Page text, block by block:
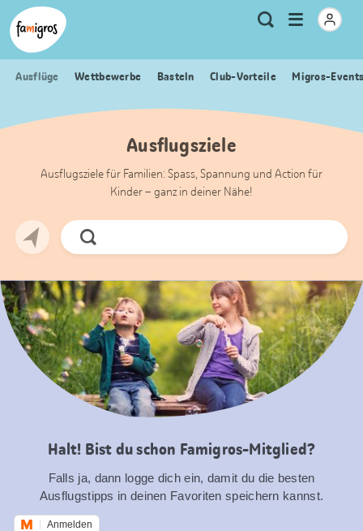
Sprungmarken
Navigation
Header
Logo
Meta
Navigation
Suche
Menu
öffnen
Ausflüge Wettbewerbe Basteln Club-Vorteile Migros-
Ausflugsziele
Ausflugsziele für Familien: Spass, Spannung und Action für
Kinder – ganz in deiner Nähe!
Jetzt
Suchen
Halt! Bist du schon Famigros-Mitglied?
Falls ja, dann logge dich ein, damit du die besten
Ausflugstipps in deinen Favoriten speichern kannst.
Anmelden